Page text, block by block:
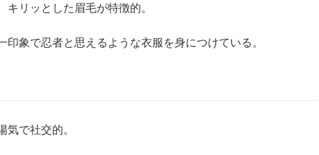
リッとした眉毛が特徴的。
象で忍者と思えるような衣服を身につけている。
で社交的。